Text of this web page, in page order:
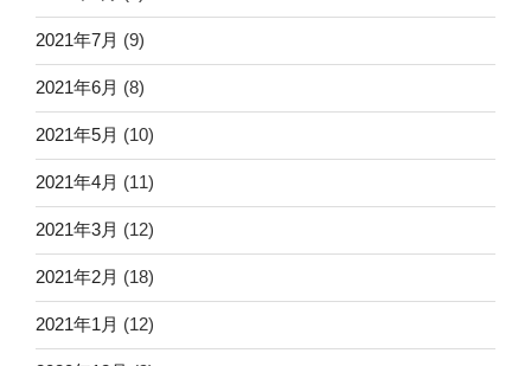
2021年7月 (9)
2021年6月 (8)
2021年5月 (10)
2021年4月 (11)
2021年3月 (12)
2021年2月 (18)
2021年1月 (12)